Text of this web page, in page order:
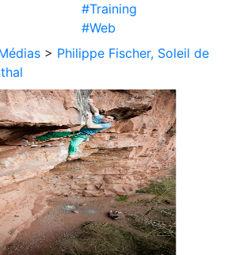
#Training
#Web
> Philippe Fischer, Soleil de